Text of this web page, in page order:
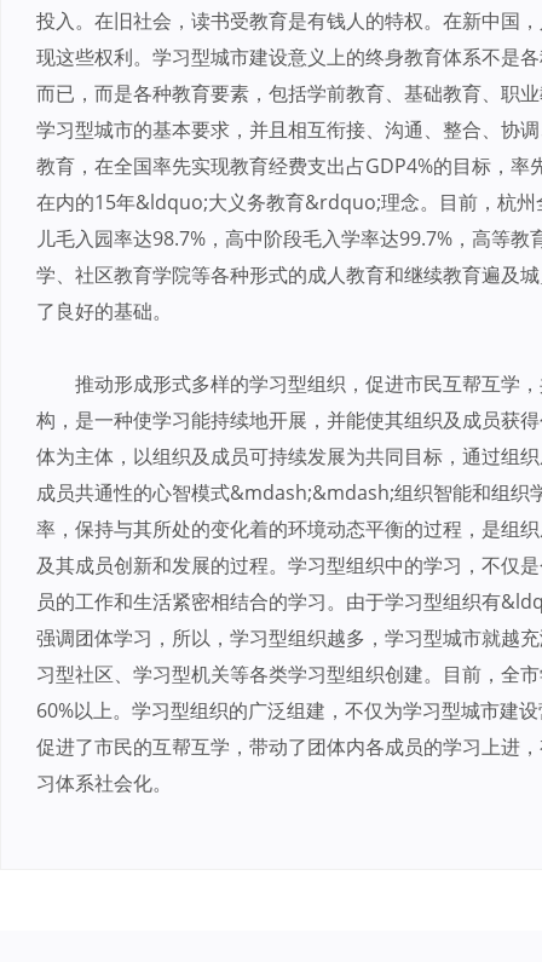
投入。在旧社会，读书受教育是有钱人的特权。在新中国
现这些权利。学习型城市建设意义上的终身教育体系不是
而已，而是各种教育要素，包括学前教育、基础教育、职
学习型城市的基本要求，并且相互衔接、沟通、整合、协
教育，在全国率先实现教育经费支出占GDP4%的目标，
在内的15年&ldquo;大义务教育&rdquo;理念。目前，杭
儿毛入园率达98.7%，高中阶段毛入学率达99.7%，高等
学、社区教育学院等各种形式的成人教育和继续教育遍及
了良好的基础。
推动形成形式多样的学习型组织，促进市民互帮互学
构，是一种使学习能持续地开展，并能使其组织及成员获
体为主体，以组织及成员可持续发展为共同目标，通过组
成员共通性的心智模式&mdash;&mdash;组织智能和组织
率，保持与其所处的变化着的环境动态平衡的过程，是组
及其成员创新和发展的过程。学习型组织中的学习，不仅
员的工作和生活紧密相结合的学习。由于学习型组织有
强调团体学习，所以，学习型组织越多，学习型城市就越
习型社区、学习型机关等各类学习型组织创建。目前，全
60%以上。学习型组织的广泛组建，不仅为学习型城市建
促进了市民的互帮互学，带动了团体内各成员的学习上进
习体系社会化。